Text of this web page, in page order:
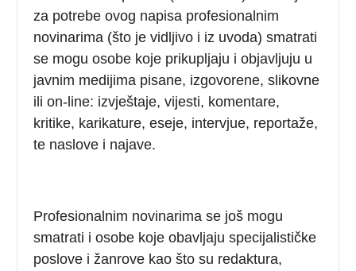
za potrebe ovog napisa profesionalnim
novinarima (što je vidljivo i iz uvoda) smatrati
se mogu osobe koje prikupljaju i objavljuju u
javnim medijima pisane, izgovorene, slikovne
ili on-line: iz­vještaje, vijesti, komentare,
kritike, karikature, eseje, intervjue, reportaže,
te naslove i najave.
Profesionalnim novinarima se još mogu
smatrati i osobe koje obavljaju specijalističke
poslove i žanrove kao što su redaktura,